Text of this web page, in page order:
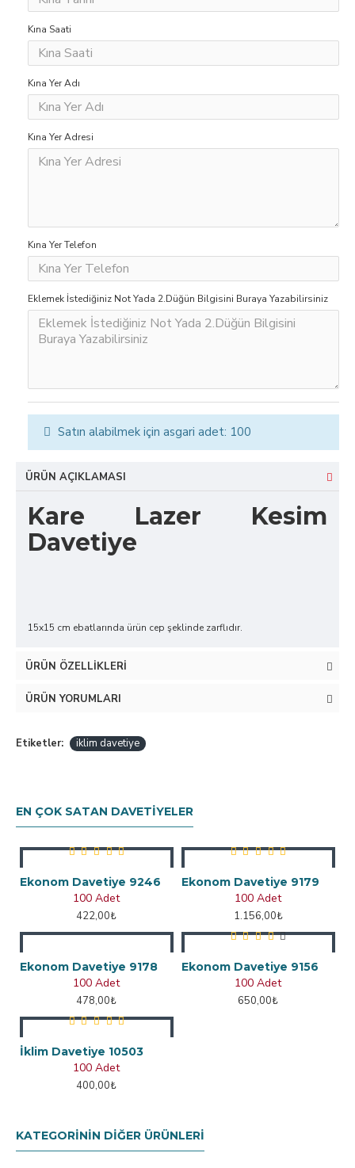
Kına Saati
Kına Yer Adı
Kına Yer Adresi
Kına Yer Telefon
Eklemek İstediğiniz Not Yada 2.Düğün Bilgisini Buraya Yazabilirsiniz
Satın alabilmek için asgari adet: 100
ÜRÜN AÇIKLAMASI
Kare Lazer Kesim
Davetiye
15x15 cm ebatlarında ürün cep şeklinde zarflıdır.
ÜRÜN ÖZELLIKLERI
ÜRÜN YORUMLARI
Etiketler: iklim davetiye
EN ÇOK SATAN DAVETIYELER
Ekonom Davetiye 9246
100 Adet
422,00₺
Ekonom Davetiye 9179
100 Adet
1.156,00₺
Ekonom Davetiye 9178
100 Adet
478,00₺
Ekonom Davetiye 9156
100 Adet
650,00₺
İklim Davetiye 10503
100 Adet
400,00₺
KATEGORININ DIĞER ÜRÜNLERI